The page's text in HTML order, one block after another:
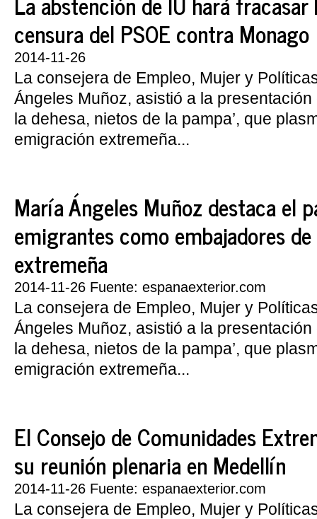
censura del PSOE contra Monago
2014-11-26
La consejera de Empleo, Mujer y
Ángeles Muñoz, asistió a la presentación
la dehesa, nietos de la pampa’, que
emigración extremeña...
María Ángeles Muñoz destaca el
emigrantes como embajadores
extremeña
2014-11-26 Fuente: espanaexterior.com
La consejera de Empleo, Mujer y
Ángeles Muñoz, asistió a la presentación
la dehesa, nietos de la pampa’, que
emigración extremeña...
El Consejo de Comunidades
su reunión plenaria en Medellín
2014-11-26 Fuente: espanaexterior.com
La consejera de Empleo, Mujer y